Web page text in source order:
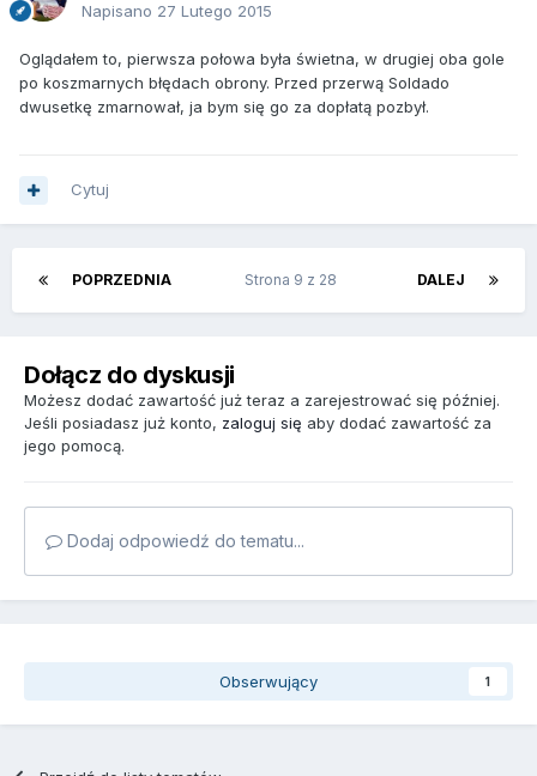
Napisano 27 Lutego 2015
Oglądałem to, pierwsza połowa była świetna, w drugiej oba gole
po koszmarnych błędach obrony. Przed przerwą Soldado
dwusetkę zmarnował, ja bym się go za dopłatą pozbył.
Cytuj
POPRZEDNIA DALEJ
Strona 9 z 28
Dołącz do dyskusji
Możesz dodać zawartość już teraz a zarejestrować się później.
Jeśli posiadasz już konto, zaloguj się aby dodać zawartość za
jego pomocą.
Dodaj odpowiedź do tematu...
Obserwujący 1